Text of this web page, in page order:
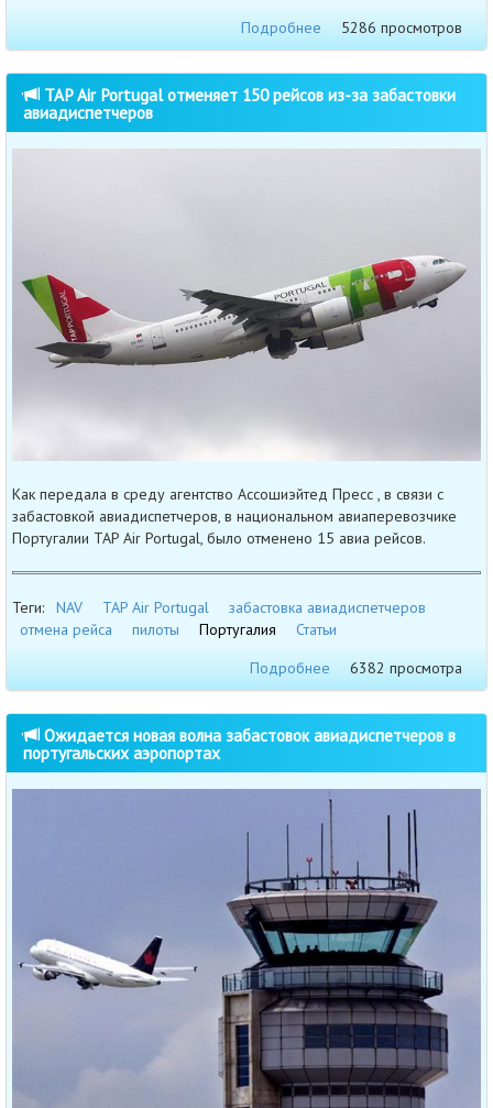
Подробнее
5286 просмотров
TAP Air Portugal отменяет 150 рейсов из-за забастовки
авиадиспетчеров
Как передала в среду агентство Ассошиэйтед Пресс , в связи с
забастовкой авиадиспетчеров, в национальном авиаперевозчике
Португалии TAP Air Portugal, было отменено 15 авиа рейсов.
Теги: NAV TAP Air Portugal
забастовка авиадиспетчеров
отмена рейса
пилоты Португалия
Статьи
Подробнее
6382 просмотра
Ожидается новая волна забастовок авиадиспетчеров в
португальских аэропортах